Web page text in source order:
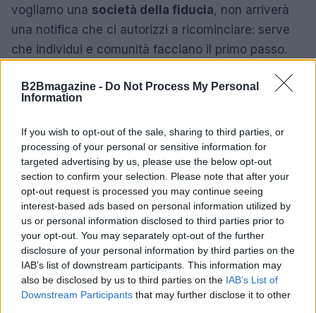
B2Bmagazine - Do Not Process My Personal
Information
If you wish to opt-out of the sale, sharing to third parties, or
processing of your personal or sensitive information for
targeted advertising by us, please use the below opt-out
section to confirm your selection. Please note that after your
opt-out request is processed you may continue seeing
interest-based ads based on personal information utilized by
us or personal information disclosed to third parties prior to
your opt-out. You may separately opt-out of the further
disclosure of your personal information by third parties on the
IAB’s list of downstream participants. This information may
also be disclosed by us to third parties on the IAB’s List of
Downstream Participants that may further disclose it to other
vogliamo una società della fiducia, non arriverà
una notifica che ci autorizzi a ricominciare: serve
che individui e comunità facciano il primo passo.
effetti a catena. La manifestazione invita a passare
concreti e strumenti pratici per attivare relazioni
fiduciarie e progetti condivisi.
Un invito a partecipare
Venire alla Milano Civil Week significa aderire a un
modo diverso di raccontare la città: non basta
criticare, bisogna partecipare. Durante i giorni della
manifestazione si potranno incontrare esperienze,
persone e idee che dimostrano come il positivo